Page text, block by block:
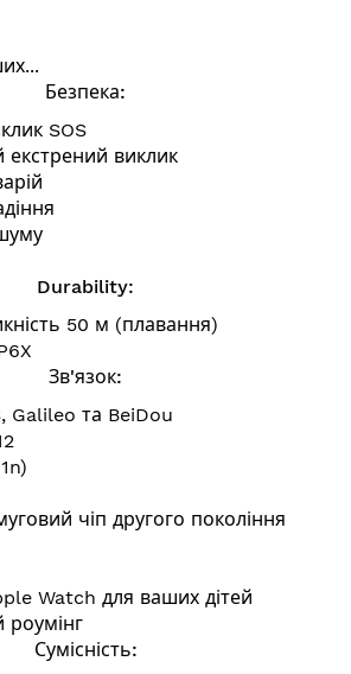
Безпека:
SOS
виклик
Durability:
50 м (плавання)
Зв'язок:
Galileo та BeiDou
чіп другого покоління
Watch для ваших дітей
Сумісність: